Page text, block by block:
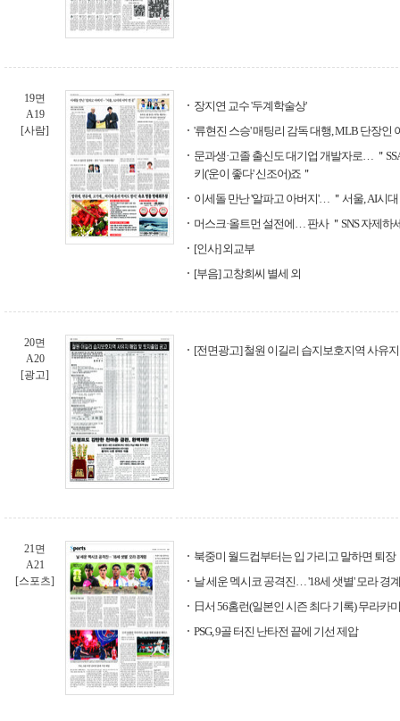
19면
A19
[사람]
장지연 교수 '두계학술상'
'류현진 스승' 매팅리 감독 대행, MLB 단장인
문과생·고졸 출신도 대기업 개발자로… ＂
키('운이 좋다' 신조어)죠＂
이세돌 만난 '알파고 아버지'… ＂서울, AI시
머스크·올트먼 설전에… 판사 ＂SNS 자제하
[인사] 외교부
[부음] 고창희씨 별세 외
20면
A20
[광고]
[전면광고] 철원 이길리 습지보호지역 사유
21면
A21
[스포츠]
북중미 월드컵부터는 입 가리고 말하면 퇴장
날 세운 멕시코 공격진… '18세 샛별' 모라 경
日서 56홈런(일본인 시즌 최다 기록) 무라카
PSG, 9골 터진 난타전 끝에 기선 제압